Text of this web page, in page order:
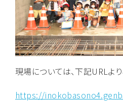
現場については、下記URLより
https://